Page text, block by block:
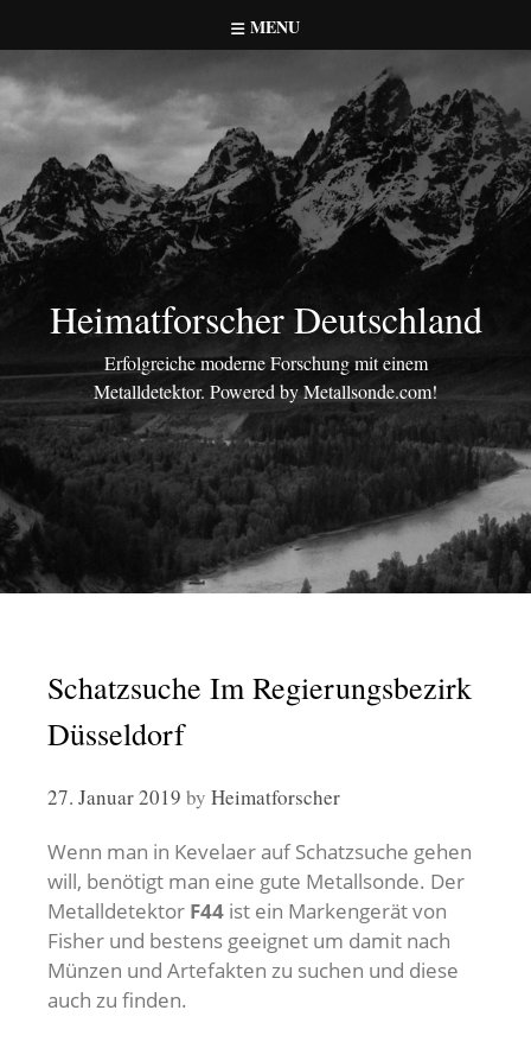
to
content
MENU
Heimatforscher Deutschland
Erfolgreiche moderne Forschung mit einem
Metalldetektor. Powered by Metallsonde.com!
Schatzsuche Im Regierungsbezirk
Düsseldorf
27. Januar 2019 by Heimatforscher
Wenn man in Kevelaer auf Schatzsuche gehen
will, benötigt man eine gute Metallsonde. Der
Metalldetektor F44 ist ein Markengerät von
Fisher und bestens geeignet um damit nach
Münzen und Artefakten zu suchen und diese
auch zu finden.